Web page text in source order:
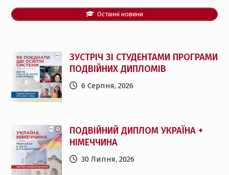
Останні новини
ЗУСТРІЧ ЗІ СТУДЕНТАМИ ПРОГРАМИ
ПОДВІЙНИХ ДИПЛОМІВ
6 Серпня, 2026
ПОДВІЙНИЙ ДИПЛОМ УКРАЇНА +
НІМЕЧЧИНА
30 Липня, 2026